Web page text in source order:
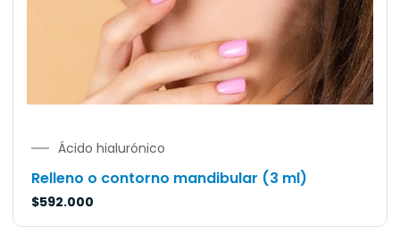
Ácido hialurónico
Relleno o contorno mandibular (3 ml)
$592.000